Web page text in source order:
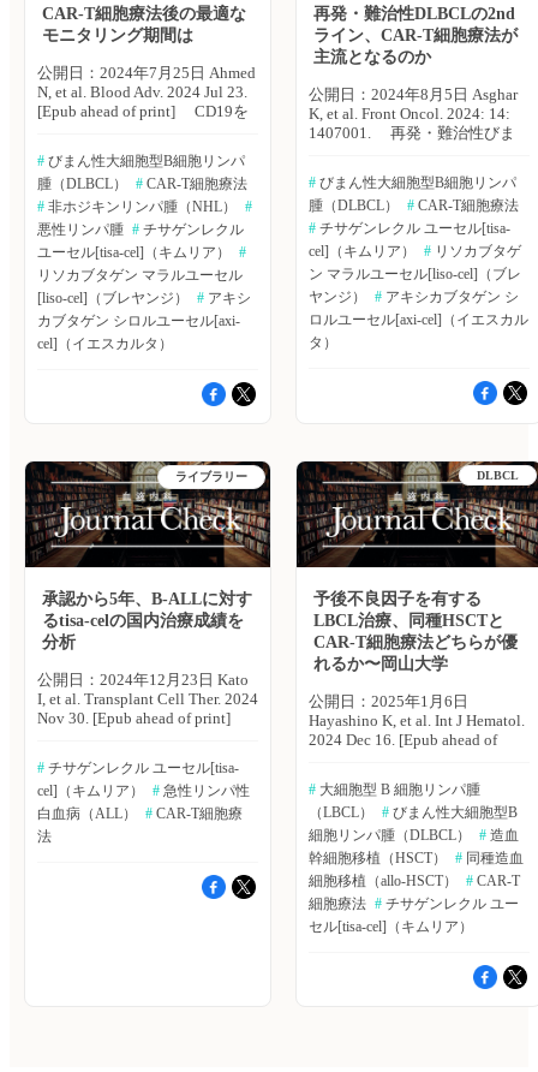
入手可能であった。 ・717例中
169例（24％）にRTブリッジン
129例、複合療法：40例）。 ・
169例のうち、進行期が
65.7％、巨大腫瘤性病変が
が41.7％、ダブル/トリプリヒッ
ト率が15.2％に認められた。 ・
RTブリッジングの実施率は、
施設ごとに異なり、11〜32％の
範囲であり、時間経過とともに
増加が見られた。 ・Vein-to-
vein timeや注入速度は、ブリッ
ジングの違いにより差は認めら
れなかった。 ・RTブリッジン
グを行った患者のアウトカムは
間（PFS）は、単一療法で
56％、複合療法で47％であった
のRTブリッジングに関する最
も大きなコホート研究である本
研究の結果より、RTブリッジ
ングが進行期、高リスク患者に
おいても安全かつ効果的に利用
可能であり、脱落リスクも軽減
でき、良好なアウトカムをもた
らすことが示唆された」として
いる。 （エクスメディオ 鷹
野 敦夫） 原著論文はこちら
2024 Apr 9. [Epub ahead of
print]▶https://hpcr.jp/app/article/abstract/pubmed/38594876
血液内科 Pro（血液内科医限
液内科医専門のサービスとなっ
ております。他診療科の先生は
引き続き「知見共有」をご利用
ください。新規会員登録はこち
ら
整を行った。 主な結果は以下
のとおり。 ・axi-celは、tisa-cel
およびliso-celと比較し、生存年
数の増加がより大きく、質調整
生存年（QALY）の増加が認め
られた。 【生存年数】 axi-cel
vs. tisa-cel：10.87 vs. 7.75（＋
3.50） axi-cel vs. liso-cel：11.95
axi-cel vs. tisa-cel：8.62 vs.
5.96（＋2.65） axi-cel vs. liso-
cel：9.53 vs. 7.29（＋2.24） ・
これにより、axi-celは、tisa-cel
およびliso-celと比較し、直接医
療費の減少が認められた。
【直接医療費（米ドル）】 axi-
cel vs. tisa-cel：280,875.73 vs.
281,852.02（−976.29） axi-cel
らは「医療財政の観点から考え
唆された」としている。 （エ
クスメディオ 鷹野 敦夫） 原
著論文はこちら Ysutsue S, et al.
Future Oncol. 2024 Apr 10. [Epub
ahead of
print]▶https://hpcr.jp/app/article/
血液内科 Pro（血液内科医限
定）へ ※「血液内科 Pro」は血
液内科医専門のサービスとなっ
ております。他診療科の先生は
引き続き「知見共有」をご利用
ら
CAR-T細胞療法後の最適な
モニタリング期間は
公開日：2024年7月25日 Ahmed
N, et al. Blood Adv. 2024 Jul 23.
[Epub ahead of print] CD19を
て、アキシカブタゲン シロル
ユーセル（axi-cel）、チサゲン
レクル ユーセル（tisa-cel）、
リソカブタゲン マラルユーセ
ル（liso-cel）などが承認された
ことにより、B細胞非ホジキン
リンパ腫（NHL）治療は一変
し、有効な治療法として確立さ
れつつある。その一方で、サイ
トカイン放出症候群（CRS）や
免疫細胞関連神経毒性症候群
問題となっている。米FDAは、
リスク評価および緩和戦略の一
ターの近隣に4週間滞在するこ
とを義務付けている。しかし、
このような慎重な対策は、治療
費の増加、患者および介護者の
負担増加、患者アクセスや社会
経済的格差などの課題をもたら
す可能性がある。米国・カンザ
ス大学のNausheen Ahmed氏ら
は、CAR-T細胞療法を行った患
者におけるCRS、ICANSの発生
や持続期間、非再発死亡率
（NRM）の原因を調査した。
Blood Advances誌オンライン版
2024年7月23日号の報告。
2018〜23年に9施設でaxi-cel、
った患者475例を対象に、リア
ルワールドにおけるCAR-T細胞
療法実施患者のCRS、ICANSの
発生や持続期間、NRMの原因
を調査するため、レトロスペク
結果は以下のとおり。 ・製品
間でCRS、ICANSの発生率や持
# びまん性大細胞型B細胞リンパ
腫（DLBCL）
# CAR-T細胞療法
# 非ホジキンリンパ腫（NHL）
#
悪性リンパ腫 # チサゲンレクル
ユーセル[tisa-cel]（キムリア）
#
リソカブタゲン マラルユーセル
[liso-cel]（ブレヤンジ）
# アキシ
カブタゲン シロルユーセル[axi-
cel]（イエスカルタ）
再発・難治性DLBCLの2nd
ライン、CAR-T細胞療法が
主流となるのか
公開日：2024年8月5日 Asghar
K, et al. Front Oncol. 2024: 14:
1407001. 再発・難治性びま
（DLBCL）に対する2ndライン
治療としてCAR-T細胞療法と標
準治療（SOC）を比較した最近
の第III相試験において、これら
の結果に一貫性が認められてい
ない。パキスタン・ダウ健康科
学大学のKanwal Asghar氏ら
は、再発・難治性DLBCLの2nd
ライン治療におけるCAR-T細胞
療法の有効性を評価するため、
びメタ解析を実施した。
Frontiers in Oncology誌2024年7
め、ランダム効果メタ解析を用
いて、推定値をプールした。混
合治療の比較では、頻度論的
（frequentist）ネットワークメ
タ解析を用いた。 主な結果は
以下のとおり。 ・3試験、再
メタ解析に含めた。 ・CAR-T
細胞療法は、SOCと比較し、無
イベント生存期間（EFS）、無
増悪生存期間（PFS）の有意な
改善を示した。 【EFS】HR：
0.51、95％CI：0.27〜0.97、I2
＝92％ 【PFS】HR：0.47、
95％CI：0.37〜0.60、I2＝0％
・CAR-T細胞療法では、全生存
られたが、両群間で統計学的に
有意な差は認められなかった
（HR：0.76、95％CI：0.56〜
1.03、I2＝29％）。 ・混合治療
の比較では、tisa-celと比較し、
liso-cel（HR：0.37、95％CI：
0.22〜0.61）およびaxi-
cel（HR：0.42、95％CI：
た。 著者らは「再発・難治
# びまん性大細胞型B細胞リンパ
腫（DLBCL）
# CAR-T細胞療法
# チサゲンレクル ユーセル[tisa-
cel]（キムリア）
# リソカブタゲ
ン マラルユーセル[liso-cel]（ブレ
ヤンジ）
# アキシカブタゲン シ
ロルユーセル[axi-cel]（イエスカル
タ）
ライブラリー
承認から5年、B-ALLに対す
るtisa-celの国内治療成績を
分析
公開日：2024年12月23日 Kato
I, et al. Transplant Cell Ther. 2024
Nov 30. [Epub ahead of print]
性B細胞性急性リンパ性白血病
（B-ALL）の小児、青年、若年
成人患者に対する新たな治療選
択肢となった。世界中でCAR-T
細胞療法のアウトカムに関する
蓄積されている。とくに医学的
および民族的背景が異なる患者
# チサゲンレクル ユーセル[tisa-
cel]（キムリア）
# 急性リンパ性
白血病（ALL）
# CAR-T細胞療
法
DLBCL
予後不良因子を有する
LBCL治療、同種HSCTと
CAR-T細胞療法どちらが優
れるか〜岡山大学
公開日：2025年1月6日
Hayashino K, et al. Int J Hematol.
2024 Dec 16. [Epub ahead of
子を有する再発・難治性大細胞
型B細胞リンパ腫（LBCL）患
者においてCAR-T細胞療法が同
種造血幹細胞移植（allo-
HSCT）よりも有効であるか、
毒性が低いかについては、直接
比較で検討されていなかった。
岡山大学の林野 健太氏らは、
予後不良因子を伴う再発・難治
胞療法チサゲンレクルユーセル
（tisa-cel）とallo-HSCTの有効
# 大細胞型 B 細胞リンパ腫
（LBCL）
# びまん性大細胞型B
細胞リンパ腫（DLBCL）
# 造血
幹細胞移植（HSCT）
# 同種造血
細胞移植（allo-HSCT）
# CAR-T
細胞療法 # チサゲンレクル ユー
セル[tisa-cel]（キムリア）